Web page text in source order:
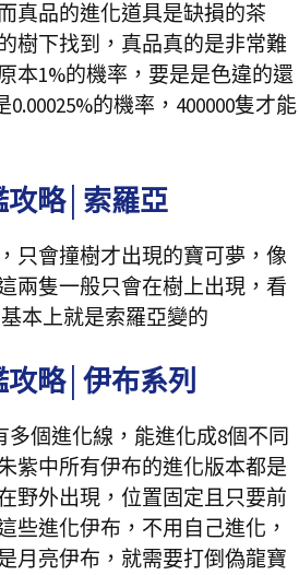
真品的進化道具是缺損的茶
樹下找到，真品真的是非常難
本1%的機率，要是是色違的還
的機率，400000隻才能
攻略│索羅亞
只會撞樹才出現的寶可夢，像
兩隻一般只會在樹上出現，看
本上就是索羅亞變的
略│伊布系列
多個進化線，能進化成8個不同
紫中所有伊布的進化版本都是
野外出現，位置固定且只要前
些進化伊布，不用自己進化，
月亮伊布，就需要打倒偽龍寶